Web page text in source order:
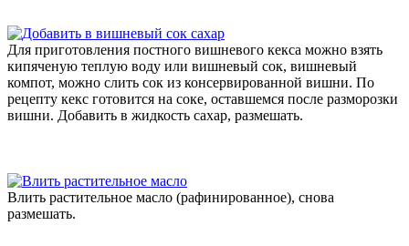
Для приготовления постного вишневого кекса можно взять
кипяченую теплую воду или вишневый сок, вишневый
компот, можно слить сок из консервированной вишни. По
рецепту кекс готовится на соке, оставшемся после разморозки
вишни. Добавить в жидкость сахар, размешать.
Влить растительное масло (рафинированное), снова
размешать.